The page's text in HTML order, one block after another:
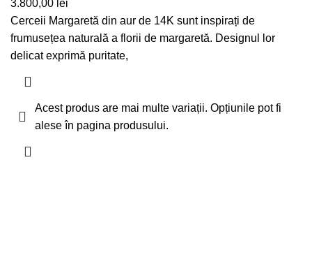
3.800,00 lei
Cerceii Margaretă din aur de 14K sunt inspirați de
frumusețea naturală a florii de margaretă. Designul lor
delicat exprimă puritate,
Acest produs are mai multe variații. Opțiunile pot fi
alese în pagina produsului.